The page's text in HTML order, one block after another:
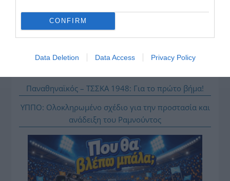
CONFIRM
Data Deletion Data Access Privacy Policy
Τσίπρα και δημοσκοπήσεις
«Μία κάποια λύσις» η κτηματολογική διαμεσολάβηση
Παναθηναϊκός – ΤΣΣΚΑ 1948: Για το πρώτο βήμα!
ΥΠΠΟ: Ολοκληρωμένο σχέδιο για την προστασία και
ανάδειξη του Ραμνούντος